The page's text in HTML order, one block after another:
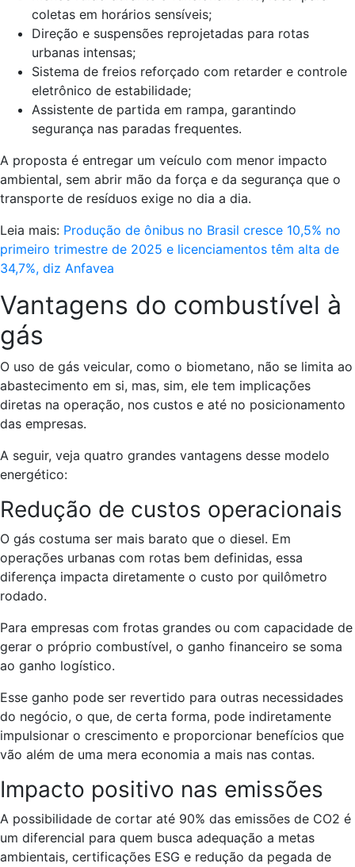
coletas em horários sensíveis;
Direção e suspensões reprojetadas para rotas
urbanas intensas;
Sistema de freios reforçado com retarder e controle
eletrônico de estabilidade;
Assistente de partida em rampa, garantindo
segurança nas paradas frequentes.
A proposta é entregar um veículo com menor impacto
ambiental, sem abrir mão da força e da segurança que o
transporte de resíduos exige no dia a dia.
Leia mais: Produção de ônibus no Brasil cresce 10,5% no
primeiro trimestre de 2025 e licenciamentos têm alta de
34,7%, diz Anfavea
Vantagens do combustível à
gás
O uso de gás veicular, como o biometano, não se limita ao
abastecimento em si, mas, sim, ele tem implicações
diretas na operação, nos custos e até no posicionamento
das empresas.
A seguir, veja quatro grandes vantagens desse modelo
energético:
Redução de custos operacionais
O gás costuma ser mais barato que o diesel. Em
operações urbanas com rotas bem definidas, essa
diferença impacta diretamente o custo por quilômetro
rodado.
Para empresas com frotas grandes ou com capacidade de
gerar o próprio combustível, o ganho financeiro se soma
ao ganho logístico.
Esse ganho pode ser revertido para outras necessidades
do negócio, o que, de certa forma, pode indiretamente
impulsionar o crescimento e proporcionar benefícios que
vão além de uma mera economia a mais nas contas.
Impacto positivo nas emissões
A possibilidade de cortar até 90% das emissões de CO2 é
um diferencial para quem busca adequação a metas
ambientais, certificações ESG e redução da pegada de